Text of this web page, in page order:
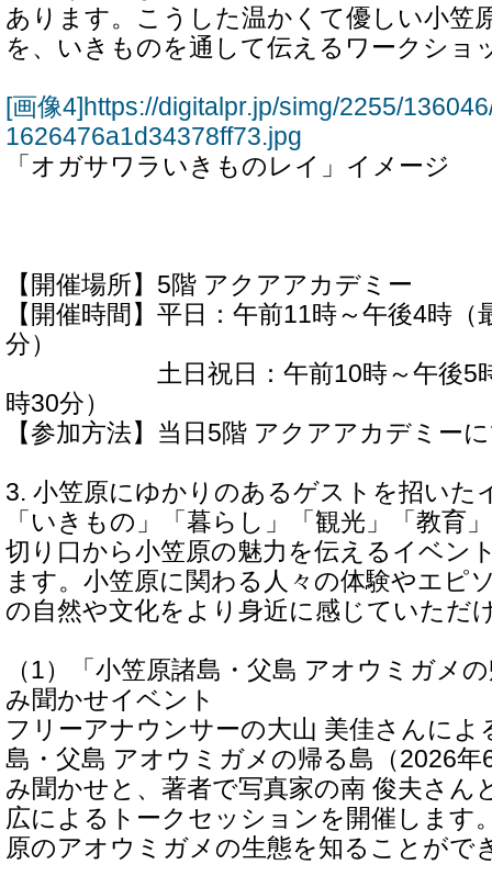
あります。こうした温かくて優しい小笠
を、いきものを通して伝えるワークショ
[画像4]https://digitalpr.jp/simg/2255/
1626476a1d34378ff73.jpg
「オガサワラいきものレイ」イメージ
【開催場所】5階 アクアアカデミー
【開催時間】平日：午前11時～午後4時
分）
土日祝日：午前10時～午後5時
時30分）
【参加方法】当日5階 アクアアカデミー
3. 小笠原にゆかりのあるゲストを招いた
「いきもの」「暮らし」「観光」「教育
切り口から小笠原の魅力を伝えるイベン
ます。小笠原に関わる人々の体験やエピ
の自然や文化をより身近に感じていただ
（1）「小笠原諸島・父島 アオウミガメ
み聞かせイベント
フリーアナウンサーの大山 美佳さんによ
島・父島 アオウミガメの帰る島（2026年
み聞かせと、著者で写真家の南 俊夫さん
広によるトークセッションを開催します
原のアオウミガメの生態を知ることがで